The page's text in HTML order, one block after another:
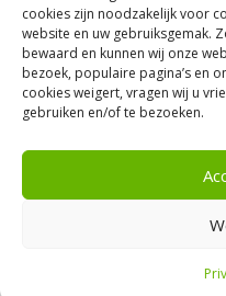
cookies zijn noodzakelijk voor
website en uw gebruiksgemak.
bewaard en kunnen wij onze
bezoek, populaire pagina’s en
cookies weigert, vragen wij u
gebruiken en/of te bezoeken.
Voorwaarden
Algemene voorwaarden
Privacybeleid
Disclaimer